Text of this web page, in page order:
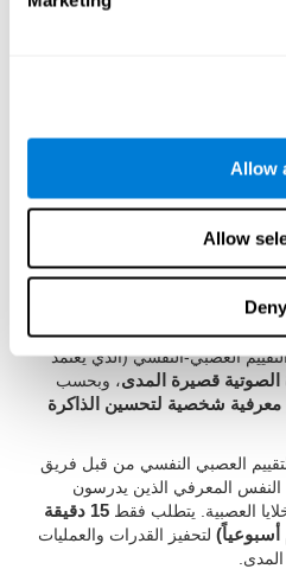
Allow
Allow
Deny
المعالجة.
الذاكرة
في تحسن الذاكرة الصوتية قصيرة
وتدريب الذاكرة الصوتية قصيرة
اللدونة الدماغيةأنّنا كلما
وهو يطبّق على الدوائر التي تتدخّل
العصبي-النفسي (الذي يعتمد
الصوتية قصيرة المدى، وبحسب
معرفية شخصية لتحسين الذاكرة
العصبي النفسي من قبل فريق
المعرفي الذين يدرسون
العصبية. يتطلب فقط
15 دقيقة
لتحفيز القدرات والعمليات